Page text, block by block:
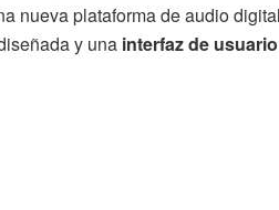
nueva plataforma de audio
y una interfaz de